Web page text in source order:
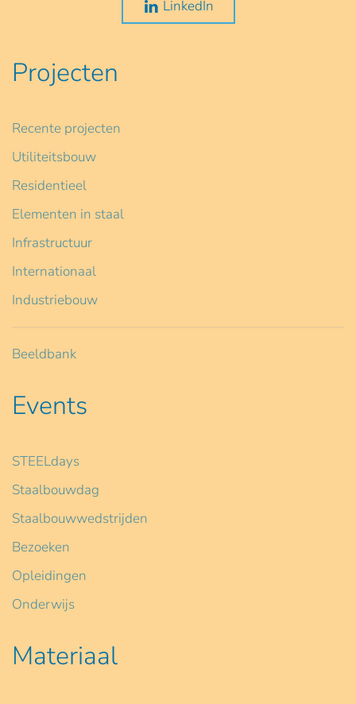
LinkedIn
Projecten
Recente projecten
Utiliteitsbouw
Residentieel
Elementen in staal
Infrastructuur
Internationaal
Industriebouw
Beeldbank
Events
STEELdays
Staalbouwdag
Staalbouwwedstrijden
Bezoeken
Opleidingen
Onderwijs
Materiaal